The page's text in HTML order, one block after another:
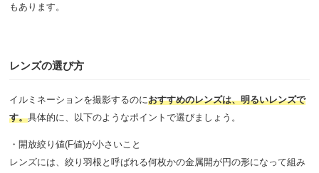
もあります。
レンズの選び方
イルミネーションを撮影するのにおすすめのレンズは、明るいレンズで
す。具体的に、以下のようなポイントで選びましょう。
・開放絞り値(F値)が小さいこと
レンズには、絞り羽根と呼ばれる何枚かの金属開が円の形になって組み